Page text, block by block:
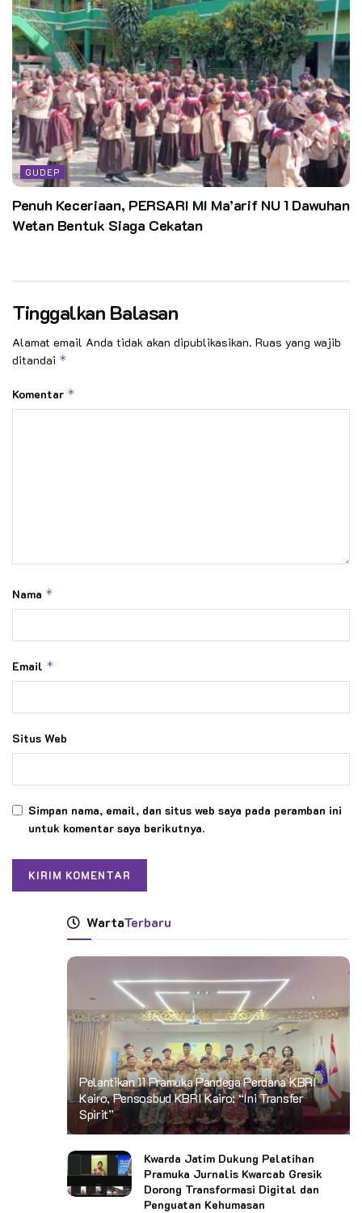
GUDEP
Penuh Keceriaan, PERSARI MI Ma’arif NU 1 Dawuhan
Wetan Bentuk Siaga Cekatan
Tinggalkan Balasan
Alamat email Anda tidak akan dipublikasikan. Ruas yang wajib
ditandai *
Komentar *
Nama *
Email *
Situs Web
Simpan nama, email, dan situs web saya pada peramban ini
untuk komentar saya berikutnya.
WartaTerbaru
Pelantikan 11 Pramuka Pandega Perdana KBRI
Kairo, Pensosbud KBRI Kairo: “Ini Transfer
Spirit”
Kwarda Jatim Dukung Pelatihan
Pramuka Jurnalis Kwarcab Gresik
Dorong Transformasi Digital dan
Penguatan Kehumasan